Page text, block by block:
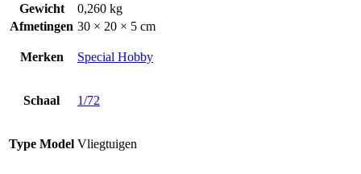
Gewicht
0,260 kg
Afmetingen 30 × 20 × 5 cm
Merken Special Hobby
Schaal 1/72
Type Model Vliegtuigen